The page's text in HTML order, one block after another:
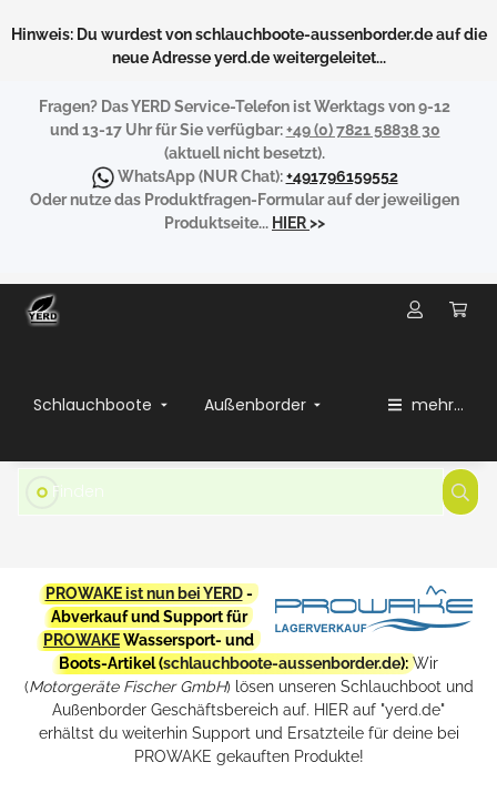
Hinweis: Du wurdest von schlauchboote-aussenborder.de auf die
neue Adresse yerd.de weitergeleitet...
Fragen? Das YERD Service-Telefon ist Werktags von 9-12
und 13-17 Uhr für Sie verfügbar:+49 (0) 7821 58838 30
(aktuell nicht besetzt).
WhatsApp(NUR Chat):+491796159552
Oder nutze das Produktfragen-Formular auf der jeweiligen
Produktseite... HIER>>
Schlauchboote Außenborder mehr...
PROWAKE ist nun bei YERD-
Abverkauf und Support für
PROWAKEWassersport- und
Boots-Artikel (schlauchboote-aussenborder.de): Wir
(Motorgeräte Fischer GmbH) lösen unseren Schlauchboot und
Außenborder Geschäftsbereich auf. HIER auf "yerd.de"
erhältst du weiterhin Support und Ersatzteile für deine bei
PROWAKE gekauften Produkte!